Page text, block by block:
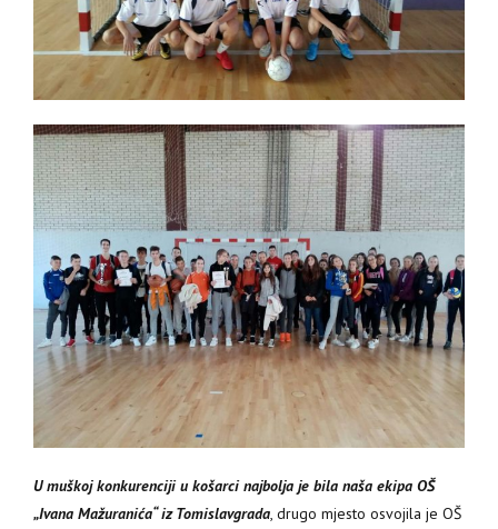
U muškoj konkurenciji u košarci najbolja je bila naša ekipa OŠ
„Ivana Mažuranića“ iz Tomislavgrada, drugo mjesto osvojila je OŠ